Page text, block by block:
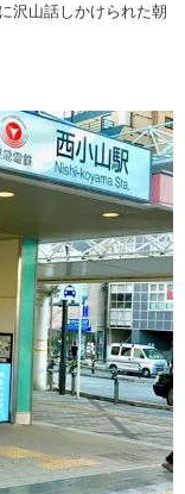
沢山話しかけられた朝